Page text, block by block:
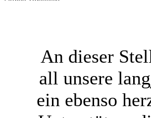
An dieser
all unsere
ein ebenso